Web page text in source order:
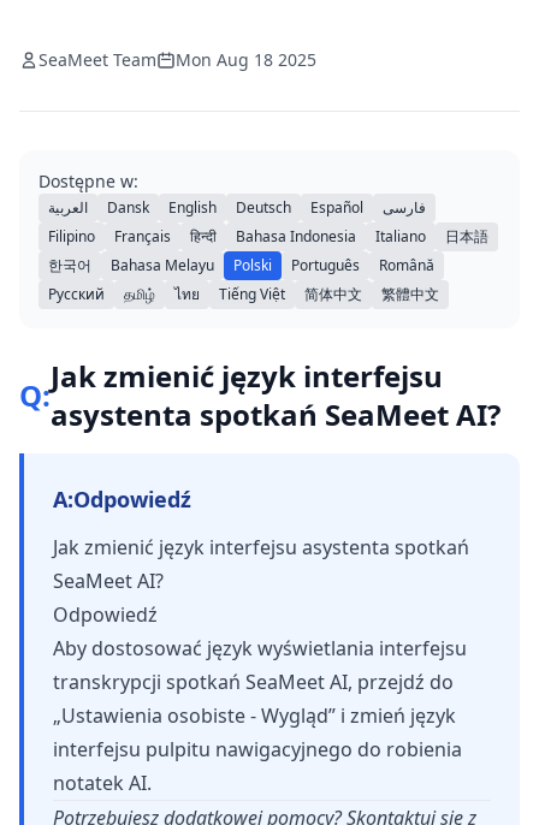
SeaMeet Team Mon Aug 18 2025
Dostępne w:
العربية Dansk English Deutsch Español
فارسی
Filipino
Français हिन्दी Bahasa Indonesia Italiano
日本語
한국어
Bahasa Melayu Polski Português
Română
Русский
தமிழ் ไทย Tiếng Việt 简体中文 繁體中文
Q:Jak zmienić język interfejsu
asystenta spotkań SeaMeet AI?
A:Odpowiedź
Jak zmienić język interfejsu asystenta spotkań
SeaMeet AI?
Odpowiedź
Aby dostosować język wyświetlania interfejsu
transkrypcji spotkań SeaMeet AI, przejdź do
„Ustawienia osobiste - Wygląd” i zmień język
interfejsu pulpitu nawigacyjnego do robienia
notatek AI.
Potrzebujesz dodatkowej pomocy? Skontaktuj się z